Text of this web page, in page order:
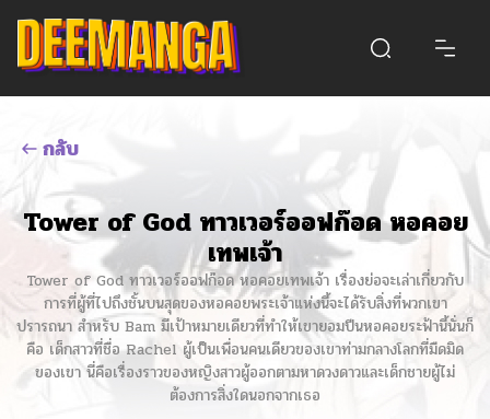
กลับ
Tower of God ทาวเวอร์ออฟก๊อด หอคอย
เทพเจ้า
Tower of God ทาวเวอร์ออฟก๊อด หอคอยเทพเจ้า เรื่องย่อจะเล่าเกี่ยวกับ
การที่ผู้ที่ไปถึงชั้นบนสุดของหอคอยพระเจ้าแห่งนี้จะได้รับสิ่งที่พวกเขา
ปรารถนา สำหรับ Bam มีเป้าหมายเดียวที่ทำให้เขายอมปีนหอคอยระฟ้านี้นั่นก็
คือ เด็กสาวที่ชื่อ Rachel ผู้เป็นเพื่อนคนเดียวของเขาท่ามกลางโลกที่มืดมิด
ของเขา นี่คือเรื่องราวของหญิงสาวผู้ออกตามหาดวงดาวและเด็กชายผู้ไม่
ต้องการสิ่งใดนอกจากเธอ